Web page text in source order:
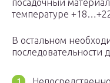
посадочный
температуре
В остальном
последовательности